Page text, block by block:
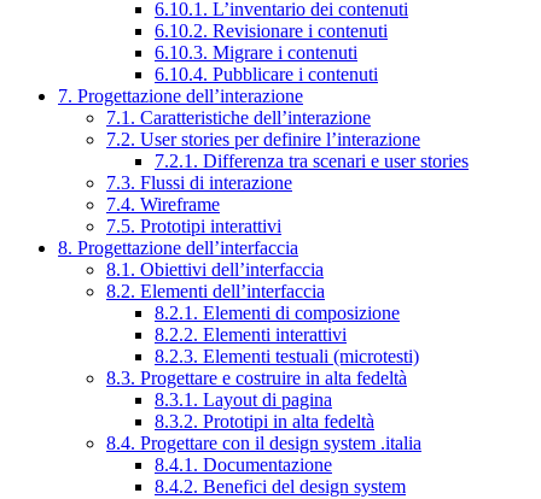
6.10.1. L’inventario dei contenuti
6.10.2. Revisionare i contenuti
6.10.3. Migrare i contenuti
6.10.4. Pubblicare i contenuti
7. Progettazione dell’interazione
7.1. Caratteristiche dell’interazione
7.2. User stories per definire l’interazione
7.2.1. Differenza tra scenari e user stories
7.3. Flussi di interazione
7.4. Wireframe
7.5. Prototipi interattivi
8. Progettazione dell’interfaccia
8.1. Obiettivi dell’interfaccia
8.2. Elementi dell’interfaccia
8.2.1. Elementi di composizione
8.2.2. Elementi interattivi
8.2.3. Elementi testuali (microtesti)
8.3. Progettare e costruire in alta fedeltà
8.3.1. Layout di pagina
8.3.2. Prototipi in alta fedeltà
8.4. Progettare con il design system .italia
8.4.1. Documentazione
8.4.2. Benefici del design system